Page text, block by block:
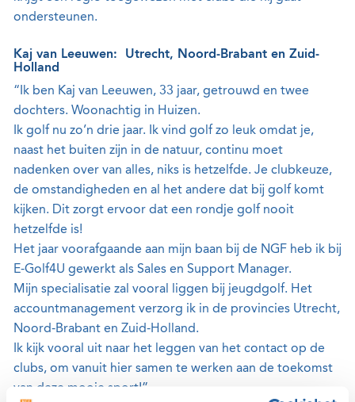
ondersteunen.
Kaj van Leeuwen: Utrecht, Noord-Brabant en Zuid-
Holland
“Ik ben Kaj van Leeuwen, 33 jaar, getrouwd en twee
dochters. Woonachtig in Huizen.
Ik golf nu zo’n drie jaar. Ik vind golf zo leuk omdat je,
naast het buiten zijn in de natuur, continu moet
nadenken over van alles, niks is hetzelfde. Je clubkeuze,
de omstandigheden en al het andere dat bij golf komt
kijken. Dit zorgt ervoor dat een rondje golf nooit
hetzelfde is!
Het jaar voorafgaande aan mijn baan bij de NGF heb ik bij
E-Golf4U gewerkt als Sales en Support Manager.
Mijn specialisatie zal vooral liggen bij jeugdgolf. Het
accountmanagement verzorg ik in de provincies Utrecht,
Noord-Brabant en Zuid-Holland.
Ik kijk vooral uit naar het leggen van het contact op de
clubs, om vanuit hier samen te werken aan de toekomst
van deze mooie sport!”